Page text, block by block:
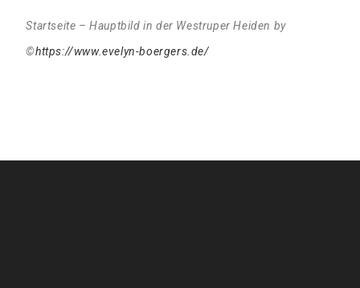
Startseite – Hauptbild in der Westruper Heiden by
©https://www.evelyn-boergers.de/